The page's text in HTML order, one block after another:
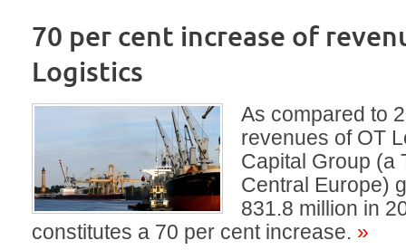
70 per cent increase of
Logistics
As compared to
revenues of OT
Capital Group (a
Central Europe)
831.8 million in
constitutes a 70 per cent increase. »